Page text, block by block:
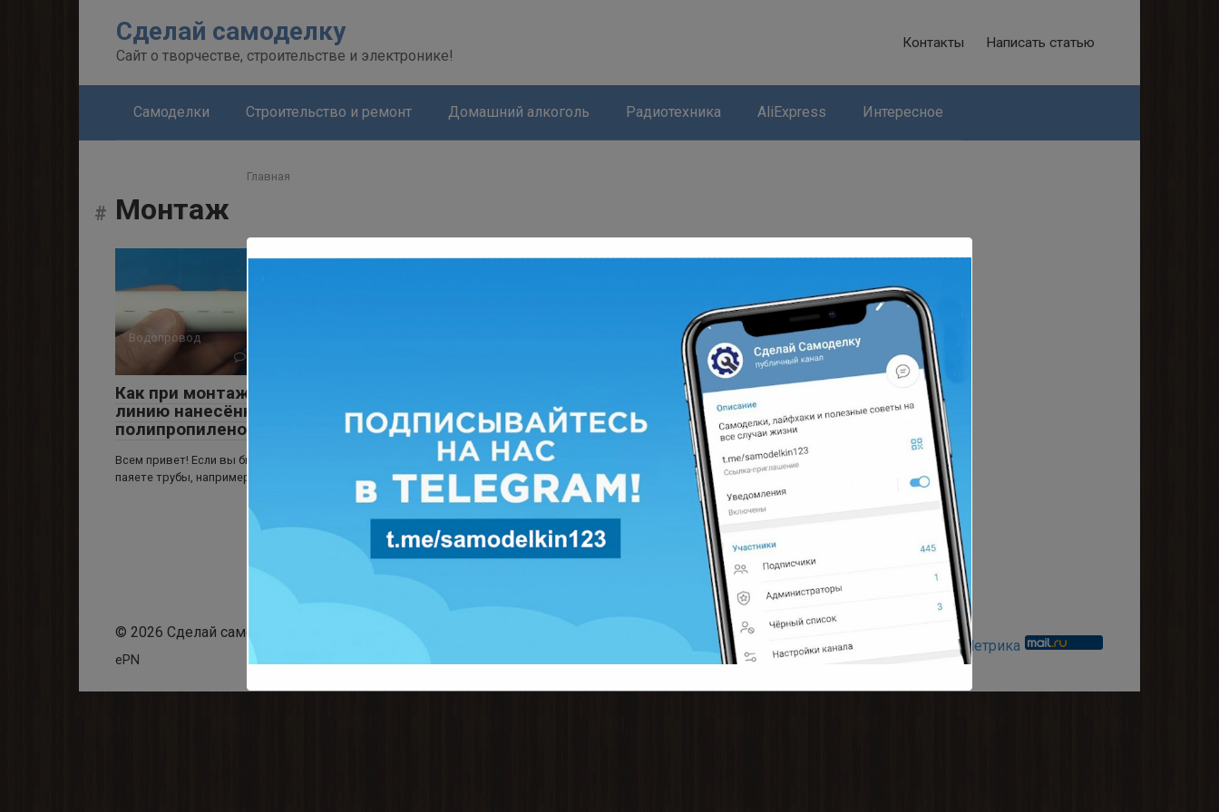
Сделай самоделку
Сайт о творчестве, строительстве и электронике!
Контакты Написать статью
Самоделки Строительство и ремонт Домашний алкоголь Радиотехника AliExpress Интересное
Главная
Монтаж
Водопровод
Как при монтаже, использовать
линию нанесённую на
полипропиленовых трубах
Всем привет! Если вы бывалый сантехник или часто
паяете трубы, например себе, родственникам или
© 2026 Сделай самоделку
ePN